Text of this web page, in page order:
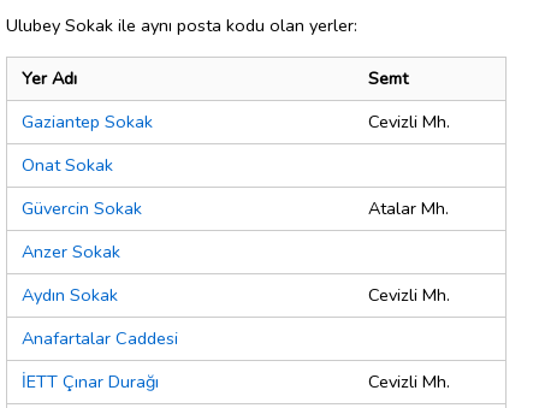
Ulubey Sokak ile aynı posta kodu olan yerler:
Yer Adı
Semt
Gaziantep Sokak
Cevizli Mh.
Onat Sokak
Güvercin Sokak
Atalar Mh.
Anzer Sokak
Aydın Sokak
Cevizli Mh.
Anafartalar Caddesi
İETT Çınar Durağı
Cevizli Mh.